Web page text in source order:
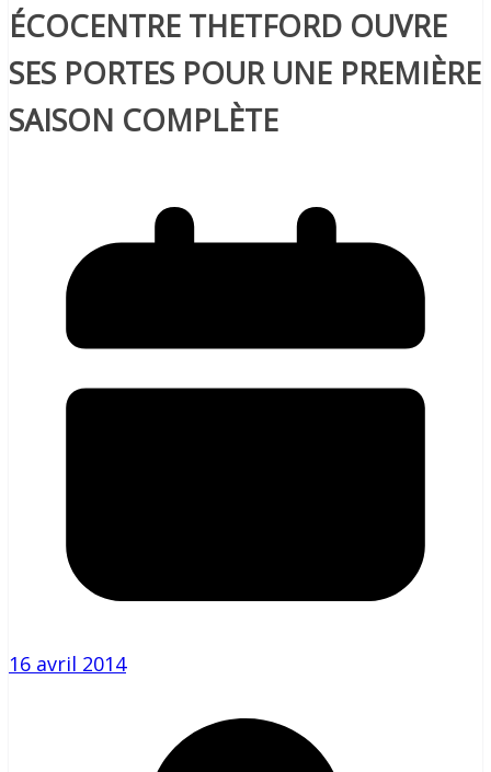
ÉCOCENTRE THETFORD OUVRE
SES PORTES POUR UNE PREMIÈRE
SAISON COMPLÈTE
16 avril 2014